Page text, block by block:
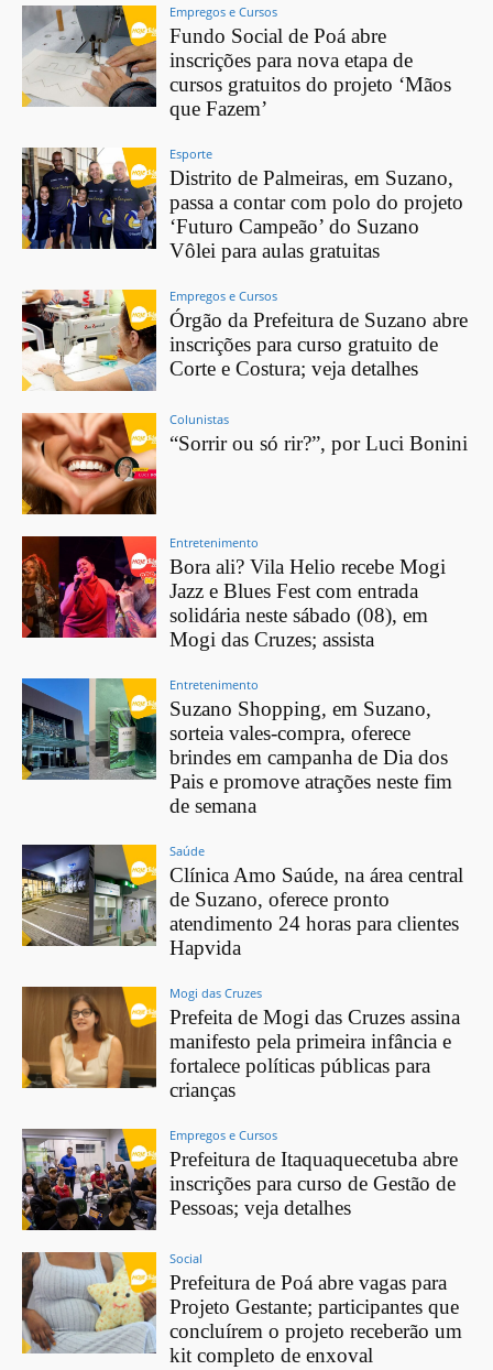
Empregos e Cursos
Fundo Social de Poá abre
inscrições para nova etapa de
cursos gratuitos do projeto ‘Mãos
que Fazem’
Esporte
Distrito de Palmeiras, em Suzano,
passa a contar com polo do projeto
‘Futuro Campeão’ do Suzano
Vôlei para aulas gratuitas
Empregos e Cursos
Órgão da Prefeitura de Suzano abre
inscrições para curso gratuito de
Corte e Costura; veja detalhes
Colunistas
“Sorrir ou só rir?”, por Luci Bonini
Entretenimento
Bora ali? Vila Helio recebe Mogi
Jazz e Blues Fest com entrada
solidária neste sábado (08), em
Mogi das Cruzes; assista
Entretenimento
Suzano Shopping, em Suzano,
sorteia vales-compra, oferece
brindes em campanha de Dia dos
Pais e promove atrações neste fim
de semana
Saúde
Clínica Amo Saúde, na área central
de Suzano, oferece pronto
atendimento 24 horas para clientes
Hapvida
Mogi das Cruzes
Prefeita de Mogi das Cruzes assina
manifesto pela primeira infância e
fortalece políticas públicas para
crianças
Empregos e Cursos
Prefeitura de Itaquaquecetuba abre
inscrições para curso de Gestão de
Pessoas; veja detalhes
Social
Prefeitura de Poá abre vagas para
Projeto Gestante; participantes que
concluírem o projeto receberão um
kit completo de enxoval